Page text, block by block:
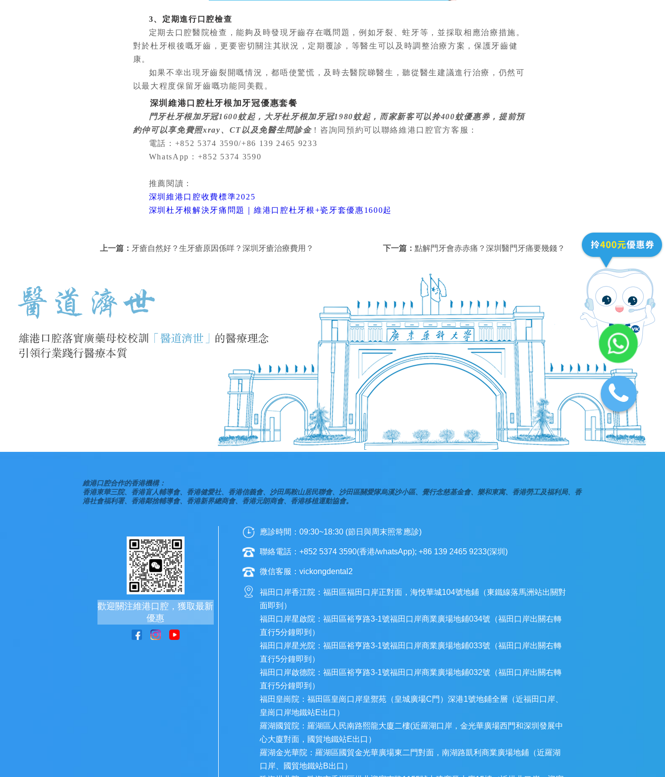
3、定期進行口腔檢查
定期去口腔醫院檢查，能夠及時發現牙齒存在嘅問題，例如牙裂、蛀牙等，並採取相應治療措施。
對於杜牙根後嘅牙齒，更要密切關注其狀況，定期覆診，等醫生可以及時調整治療方案，保護牙齒健
康。
如果不幸出現牙齒裂開嘅情況，都唔使驚慌，及時去醫院睇醫生，聽從醫生建議進行治療，仍然可
以最大程度保留牙齒嘅功能同美觀。
深圳維港口腔杜牙根加牙冠優惠套餐
門牙杜牙根加牙冠1600蚊起，大牙杜牙根加牙冠1980蚊起，而家新客可以拎400蚊優惠券，提前預
約仲可以享免費照xray、CT以及免醫生問診金！咨詢同預約可以聯絡維港口腔官方客服：
電話：+852 5374 3590/+86 139 2465 9233
WhatsApp：+852 5374 3590
推薦閱讀：
深圳維港口腔收費標準2025
深圳杜牙根解決牙痛問題｜維港口腔杜牙根+瓷牙套優惠1600起
上一篇： 牙瘡自然好？生牙瘡原因係咩？深圳牙瘡治療費用？ 下一篇：點解門牙會赤赤痛？深圳醫門牙痛要幾錢？
維港口腔合作的香港機構：
香港東華三院、香港盲人輔導會、香港健愛社、香港信義會、沙田馬鞍山居民聯會、沙田區關愛隊烏溪沙小區、覺行念慈基金會、樂和東寓、香港勞工及福利局、香
港社會福利署、香港鄰捨輔導會、香港新界總商會、香港元朗商會、香港移植運動協會。
歡迎關注維港口腔，獲取最新
優惠
應診時間：09:30~18:30 (節日與周末照常應診)
聯絡電話：+852 5374 3590(香港/whatsApp); +86 139 2465 9233(深圳)
微信客服：vickongdental2
福田口岸香江院：福田區福田口岸正對面，海悅華城104號地鋪（東鐵線落馬洲站出關對
面即到）
福田口岸星啟院：福田區裕亨路3-1號福田口岸商業廣場地鋪034號（福田口岸出關右轉
直行5分鐘即到）
福田口岸星光院：福田區裕亨路3-1號福田口岸商業廣場地鋪033號（福田口岸出關右轉
直行5分鐘即到）
福田口岸啟德院：福田區裕亨路3-1號福田口岸商業廣場地鋪032號（福田口岸出關右轉
直行5分鐘即到）
福田皇崗院：福田區皇崗口岸皇禦苑（皇城廣場C門）深港1號地鋪全層（近福田口岸、
皇崗口岸地鐵站E出口）
羅湖國貿院：羅湖區人民南路熙龍大廈二樓(近羅湖口岸，金光華廣場西門和深圳發展中
心大廈對面，國貿地鐵站E出口）
羅湖金光華院：羅湖區國貿金光華廣場東二門對面，南湖路凱利商業廣場地鋪（近羅湖
口岸、國貿地鐵站B出口）